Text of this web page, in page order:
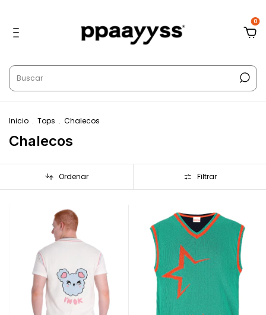
0
Inicio . Tops . Chalecos
Chalecos
Ordenar Filtrar